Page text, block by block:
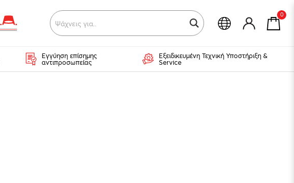
Ψάχνεις για...
0
Εγγύηση επίσημης
αντιπροσωπείας
Εξειδικευμένη Τεχνική Υποστήριξη &
Service